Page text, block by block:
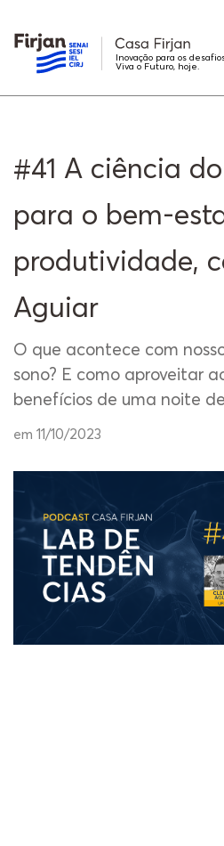
Inovação para os
Viva o Futuro, hoje.
#41 A ciência
para o bem-
produtividade,
Aguiar
O que acontece com
sono? E como aproveitar
benefícios de uma noite
em 11/10/2023